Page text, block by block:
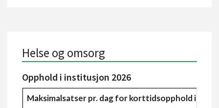
Helse og omsorg
Opphold i institusjon 2026
Maksimalsatser pr. dag for korttidsopphold i